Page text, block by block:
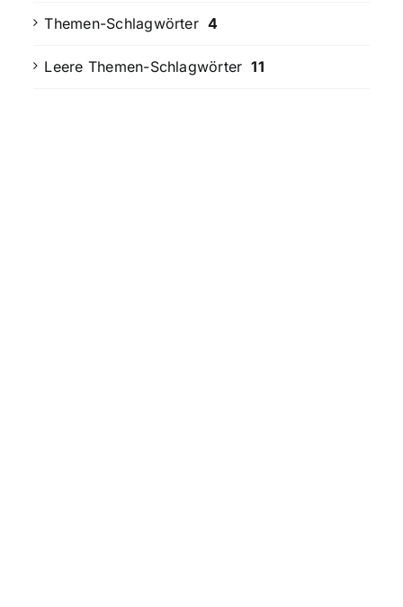
Themen-Schlagwörter 4
Leere Themen-Schlagwörter 11